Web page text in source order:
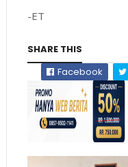
-ET
SHARE THIS
Facebook